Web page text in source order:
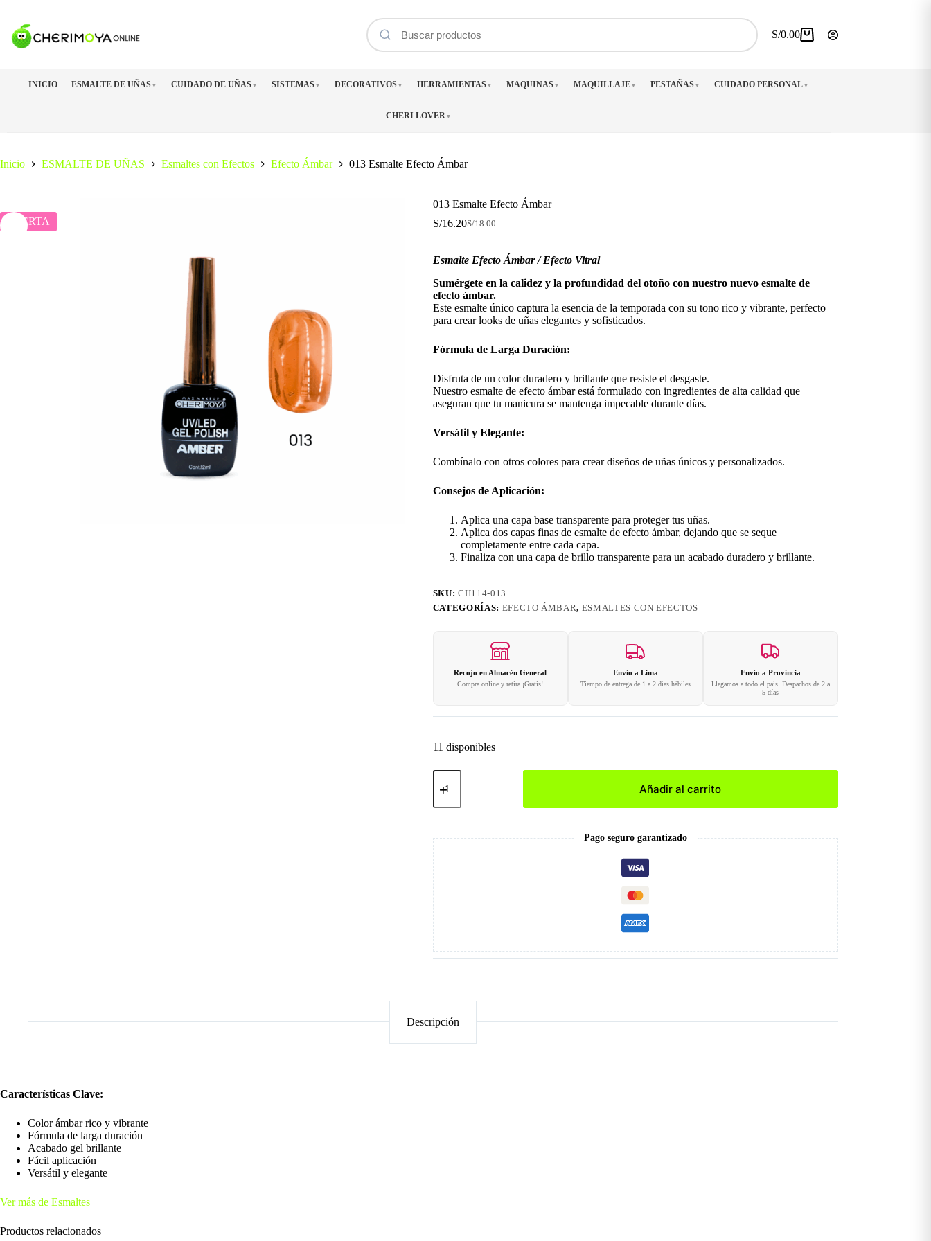
contenido
Carro
S/0.00
INICIO ESMALTE DE UÑAS ▼ CUIDADO DE UÑAS ▼ SISTEMAS ▼ DECORATIVOS ▼ HERRAMIENTAS ▼ MAQUINAS ▼ MAQUILLAJE ▼ PESTAÑAS ▼ CUIDADO PERSONAL ▼
CHERI LOVER ▼
Inicio ESMALTE DE UÑAS Esmaltes con Efectos Efecto Ámbar 013 Esmalte Efecto Ámbar
OFERTA
013 Esmalte Efecto Ámbar
S/18.00
El
original
era:
S/18.00.
S/16.20El
actual
es:
S/16.20.
Esmalte Efecto Ámbar / Efecto Vitral
Sumérgete en la calidez y la profundidad del otoño con nuestro nuevo esmalte de
efecto ámbar.
Este esmalte único captura la esencia de la temporada con su tono rico y vibrante, perfecto
para crear looks de uñas elegantes y sofisticados.
Fórmula de Larga Duración:
Disfruta de un color duradero y brillante que resiste el desgaste.
Nuestro esmalte de efecto ámbar está formulado con ingredientes de alta calidad que
aseguran que tu manicura se mantenga impecable durante días.
Versátil y Elegante:
Combínalo con otros colores para crear diseños de uñas únicos y personalizados.
Consejos de Aplicación:
Aplica una capa base transparente para proteger tus uñas.
Aplica dos capas finas de esmalte de efecto ámbar, dejando que se seque
completamente entre cada capa.
Finaliza con una capa de brillo transparente para un acabado duradero y brillante.
SKU:CH114-013
CATEGORÍAS: EFECTO ÁMBAR, ESMALTES CON EFECTOS
Recojo en Almacén General
Compra online y retira ¡Gratis!
Envío a Lima
Tiempo de entrega de 1 a 2 días hábiles
Envío a Provincia
Llegamos a todo el país. Despachos de 2 a
5 días
11 disponibles
013
Esmalte
Ámbar
Añadir al carrito
Pago seguro garantizado
Descripción
Características Clave:
Color ámbar rico y vibrante
Fórmula de larga duración
Acabado gel brillante
Fácil aplicación
Versátil y elegante
Ver más de Esmaltes
Productos relacionados